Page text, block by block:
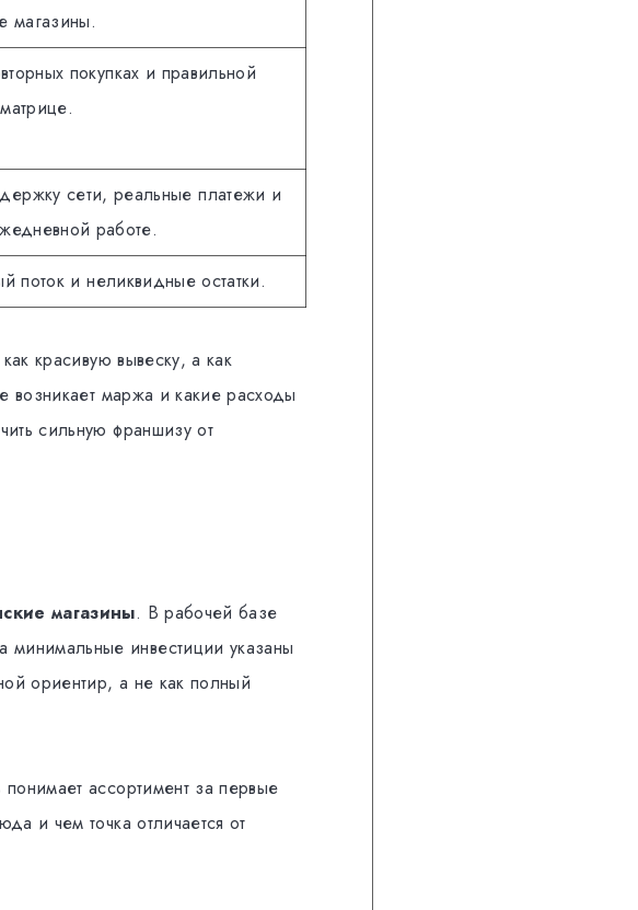
магазины.
покупках и правильной
сети, реальные платежи и
работе.
поток и неликвидные остатки.
красивую вывеску, а как
возникает маржа и какие расходы
сильную франшизу от
магазины. В рабочей базе
минимальные инвестиции указаны
ориентир, а не как полный
ассортимент за первые
и чем точка отличается от